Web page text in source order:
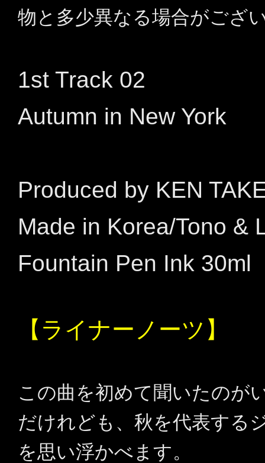
物と多少異なる場合がござ
1st Track 02
Autumn in New York
Produced by KEN
Made in Korea/Tono &
Fountain Pen Ink 30ml
【ライナーノーツ】
この曲を初めて聞いたのが
だけれども、秋を代表する
を思い浮かべます。